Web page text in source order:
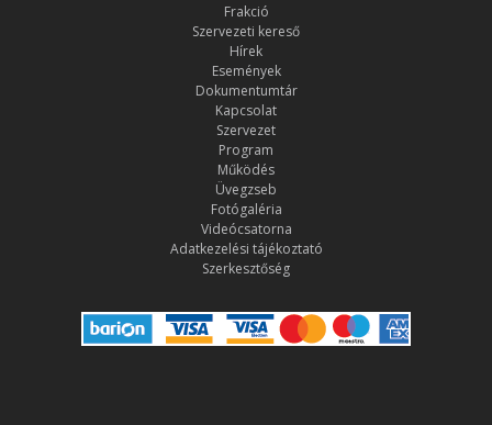
Frakció
Szervezeti kereső
Hírek
Események
Dokumentumtár
Kapcsolat
Szervezet
Program
Működés
Üvegzseb
Fotógaléria
Videócsatorna
Adatkezelési tájékoztató
Szerkesztőség